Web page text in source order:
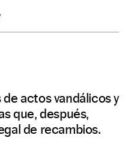
actos vandálicos y
que, después,
de recambios.